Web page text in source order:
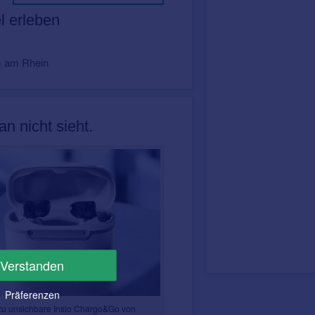
erleben
am Rhein
nicht sieht.
unsichbare Insio Chargo&Go von
Verstanden
Präferenzen